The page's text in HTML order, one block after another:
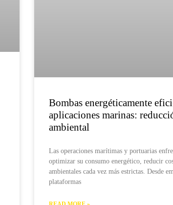
Bombas energéticamente
aplicaciones marinas:
ambiental
Las operaciones marítimas y portuarias
optimizar su consumo energético, reducir
ambientales cada vez más estrictas. Desde
plataformas